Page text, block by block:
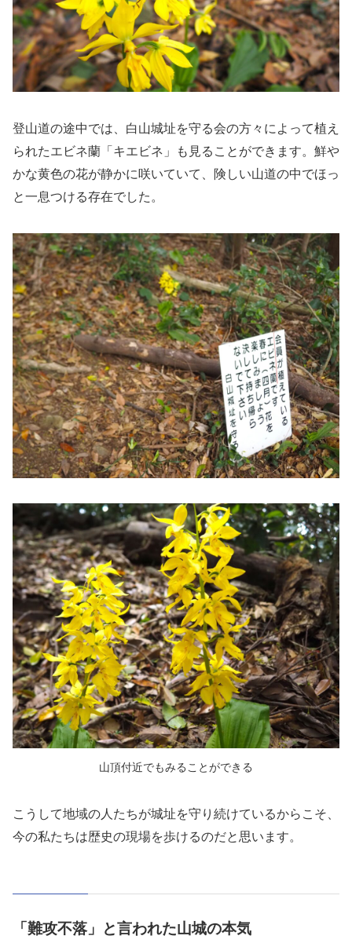
登山道の途中では、白山城址を守る会の方々によって植え
られたエビネ蘭「キエビネ」も見ることができます。鮮や
かな黄色の花が静かに咲いていて、険しい山道の中でほっ
と一息つける存在でした。
山頂付近でもみることができる
こうして地域の人たちが城址を守り続けているからこそ、
今の私たちは歴史の現場を歩けるのだと思います。
「難攻不落」と言われた山城の本気